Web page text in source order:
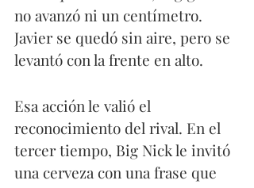
no avanzó ni un centímetro.
Javier se quedó sin aire, pero se
levantó con la frente en alto.
Esa acción le valió el
reconocimiento del rival. En el
tercer tiempo, Big Nick le invitó
una cerveza con una frase que